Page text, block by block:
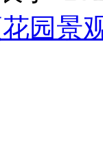
园景